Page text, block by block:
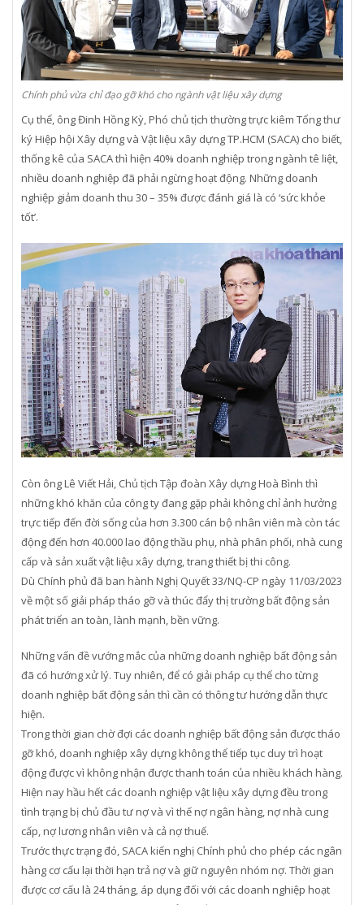
Chính phủ vừa chỉ đạo gỡ khó cho ngành vật liệu xây dựng
Cụ thể, ông Đinh Hồng Kỳ, Phó chủ tịch thường trực kiêm Tổng thư
ký Hiệp hội Xây dựng và Vật liệu xây dựng TP.HCM (SACA) cho biết,
thống kê của SACA thì hiện 40% doanh nghiệp trong ngành tê liệt,
nhiều doanh nghiệp đã phải ngừng hoạt động. Những doanh
nghiệp giảm doanh thu 30 – 35% được đánh giá là có ‘sức khỏe
tốt’.
Còn ông Lê Viết Hải, Chủ tịch Tập đoàn Xây dựng Hoà Bình thì
những khó khăn của công ty đang gặp phải không chỉ ảnh hưởng
trực tiếp đến đời sống của hơn 3.300 cán bộ nhân viên mà còn tác
động đến hơn 40.000 lao động thầu phụ, nhà phân phối, nhà cung
cấp và sản xuất vật liệu xây dựng, trang thiết bị thi công.
Dù Chính phủ đã ban hành Nghị Quyết 33/NQ-CP ngày 11/03/2023
về một số giải pháp tháo gỡ và thúc đẩy thị trường bất động sản
phát triển an toàn, lành mạnh, bền vững.
Những vấn đề vướng mắc của những doanh nghiệp bất động sản
đã có hướng xử lý. Tuy nhiên, để có giải pháp cụ thể cho từng
doanh nghiệp bất động sản thì cần có thông tư hướng dẫn thực
hiện.
Trong thời gian chờ đợi các doanh nghiệp bất động sản được tháo
gỡ khó, doanh nghiệp xây dựng không thể tiếp tục duy trì hoạt
động được vì không nhận được thanh toán của nhiều khách hàng.
Hiện nay hầu hết các doanh nghiệp vật liệu xây dựng đều trong
tình trạng bị chủ đầu tư nợ và vì thế nợ ngân hàng, nợ nhà cung
cấp, nợ lương nhân viên và cả nợ thuế.
Trước thực trạng đó, SACA kiến nghị Chính phủ cho phép các ngân
hàng cơ cấu lại thời hạn trả nợ và giữ nguyên nhóm nợ. Thời gian
được cơ cấu là 24 tháng, áp dụng đối với các doanh nghiệp hoạt